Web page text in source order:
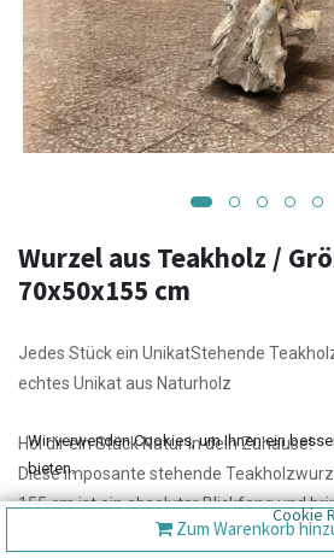
Zum Warenkorb
Wurzel aus Teakholz /
70x50x155 cm
Jedes Stück ein UnikatStehende
echtes Unikat aus Naturholz
Hol dir ein Stück Natur in dein Zuhause!
Diese imposante stehende
155 cm ist ein absoluter Blickfang und
Charme in jeden Raum.
Wir verwenden Cookies, um Ihnen ein
bieten.
Cookie